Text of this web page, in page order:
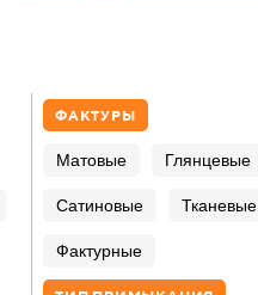
ФАКТУРЫ
Матовые Глянцевые
Сатиновые Тканевые
Фактурные